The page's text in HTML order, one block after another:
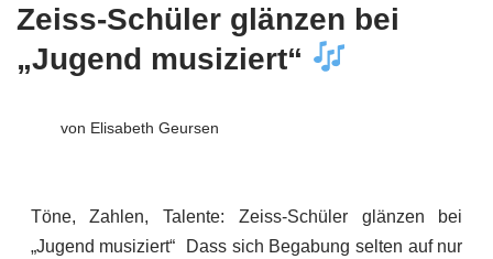
Zeiss-Schüler glänzen bei
„Jugend musiziert“
von Elisabeth Geursen
Töne, Zahlen, Talente: Zeiss-Schüler glänzen bei
„Jugend musiziert“ Dass sich Begabung selten auf nur